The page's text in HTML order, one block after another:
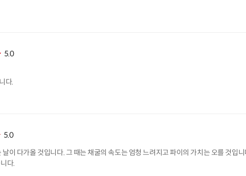
5.0
다.
5.0
이 다가올 것입니다. 그 때는 채굴의 속도는 엄청 느려지고 파이의 가치는 오를 것입
다.